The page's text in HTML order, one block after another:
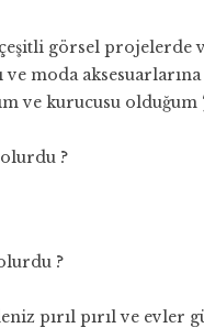
görsel projelerde
moda
ve kurucusu olduğum
?
?
pırıl pırıl ve evler